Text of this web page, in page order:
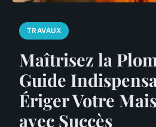
TRAVAUX
Maîtrisez la
Guide
Ériger Votre
avec Succès